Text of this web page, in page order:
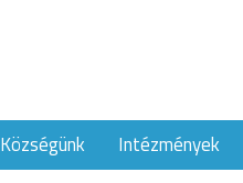
Községünk Intézmények